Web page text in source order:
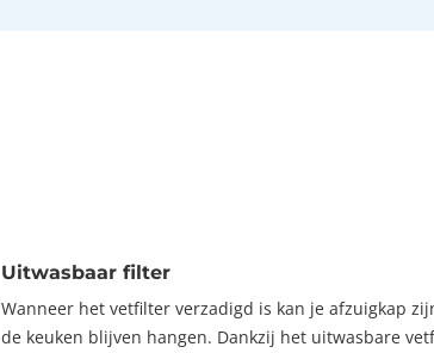
Uitwasbaar filter
Wanneer het vetfilter verzadigd is kan je afzuigkap
de keuken blijven hangen. Dankzij het uitwasbare